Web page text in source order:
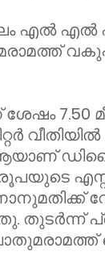
എൽ എൽ
വകുപ്പ്
7.50
ആയാണ്
തുടർന്ന്